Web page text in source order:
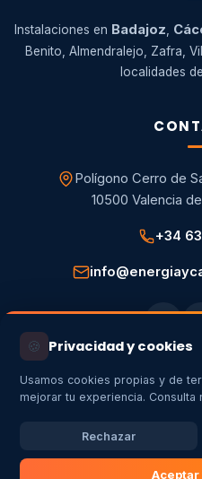
Instalaciones en Badajoz,
Benito, Almendralejo, Zafra,
localidades
Polígono Cerro de
10500 Valencia
+34
Aviso legalPolítica de
derechos reservados ·
✦
🍪 Privacidad y cookies
Usamos cookies propias y de
mejorar tu experiencia. Consulta
Rechazar